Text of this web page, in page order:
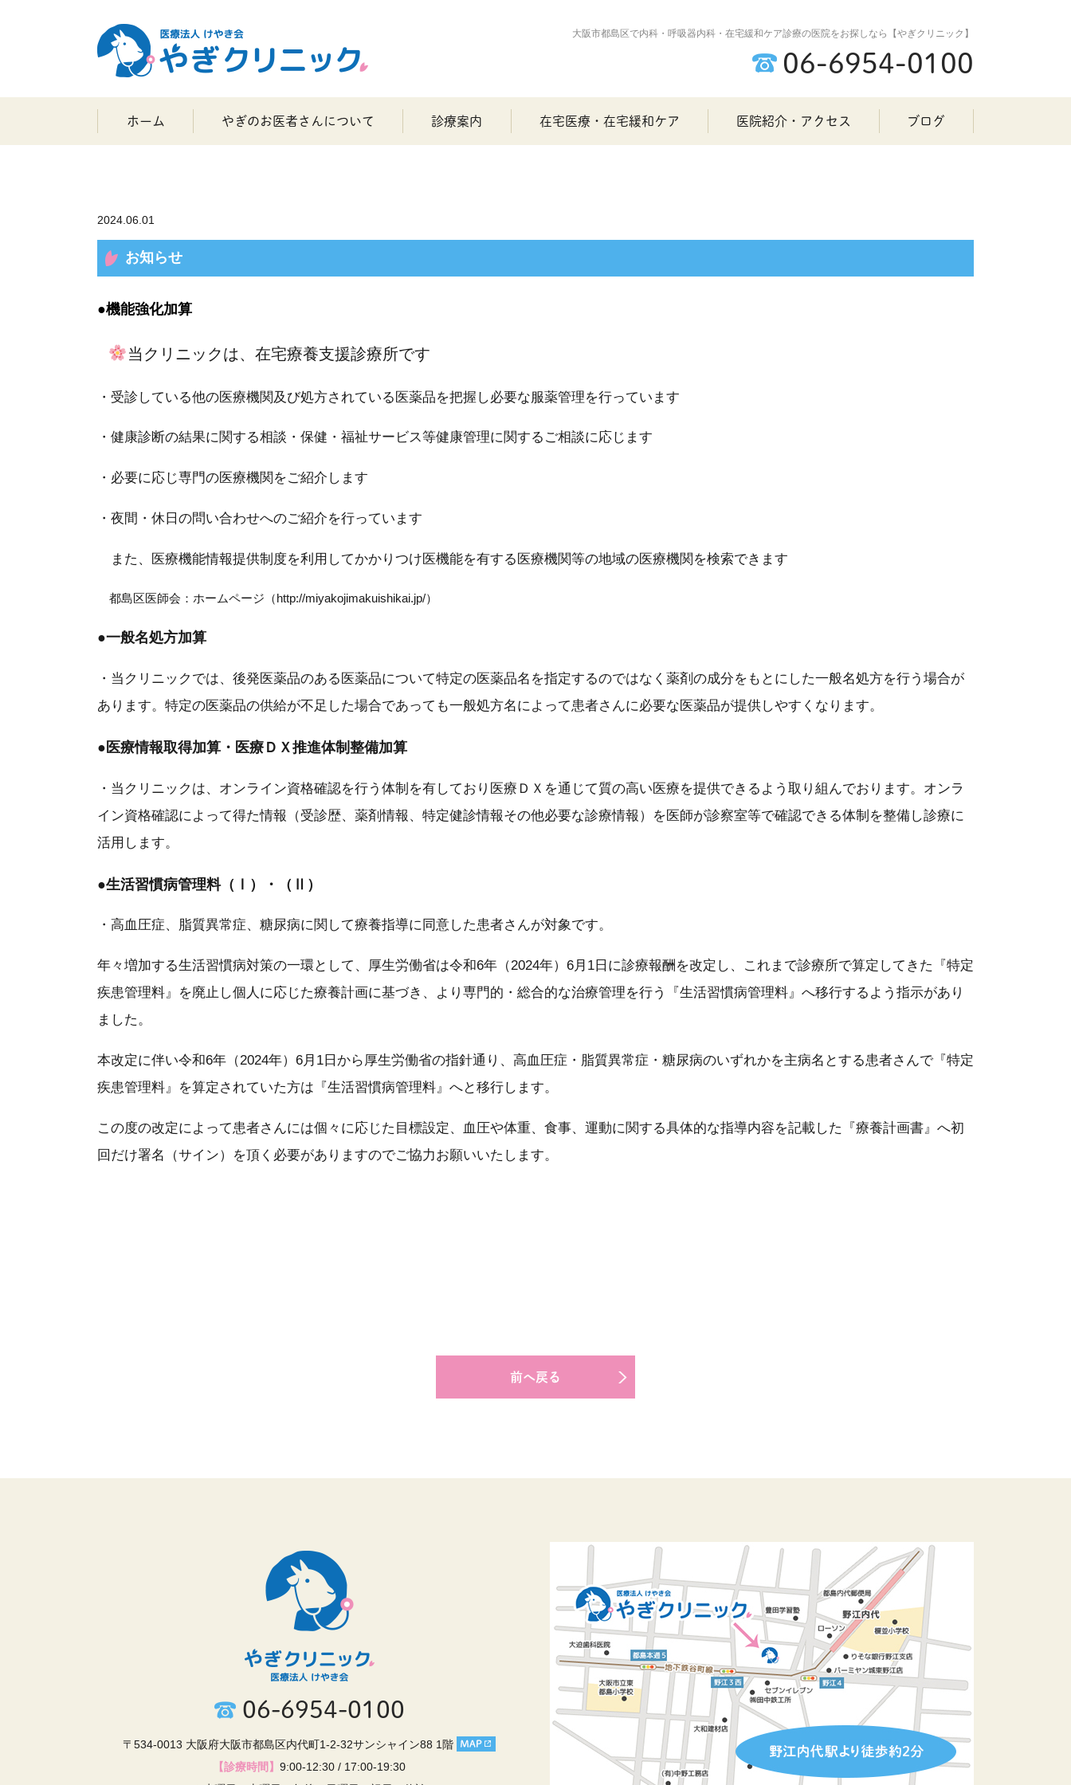
大阪市都島区で内科・呼吸器内科・在宅緩和ケア診療の医院をお探しなら【やぎクリニック】
06-6954-0100
ホーム やぎのお医者さんについて 診療案内 在宅医療・在宅緩和ケア 医院紹介・アクセス ブログ
2024.06.01
お知らせ
●機能強化加算
当クリニックは、在宅療養支援診療所です
・受診している他の医療機関及び処方されている医薬品を把握し必要な服薬管理を行っています
・健康診断の結果に関する相談・保健・福祉サービス等健康管理に関するご相談に応じます
・必要に応じ専門の医療機関をご紹介します
・夜間・休日の問い合わせへのご紹介を行っています
また、医療機能情報提供制度を利用してかかりつけ医機能を有する医療機関等の地域の医療機関を検索できます
都島区医師会：ホームページ（http://miyakojimakuishikai.jp/）
●一般名処方加算
・当クリニックでは、後発医薬品のある医薬品について特定の医薬品名を指定するのではなく薬剤の成分をもとにした一般名処方を行う場合が
あります。特定の医薬品の供給が不足した場合であっても一般処方名によって患者さんに必要な医薬品が提供しやすくなります。
● 医療情報取得加算・医療ＤＸ推進体制整備加算
・当クリニックは、オンライン資格確認を行う体制を有しており医療ＤＸを通じて質の高い医療を提供できるよう取り組んでおります。オンラ
イン資格確認によって得た情報（受診歴、薬剤情報、特定健診情報その他必要な診療情報）を医師が診察室等で確認できる体制を整備し診療に
活用します。
●生活習慣病管理料（Ⅰ）・（Ⅱ）
・高血圧症、脂質異常症、糖尿病に関して療養指導に同意した患者さんが対象です。
年々増加する生活習慣病対策の一環として、厚生労働省は令和6年（2024年）6月1日に診療報酬を改定し、これまで診療所で算定してきた『特定
疾患管理料』を廃止し個人に応じた療養計画に基づき、より専門的・総合的な治療管理を行う『生活習慣病管理料』へ移行するよう指示があり
ました。
本改定に伴い令和6年（2024年）6月1日から厚生労働省の指針通り、高血圧症・脂質異常症・糖尿病のいずれかを主病名とする患者さんで『特定
疾患管理料』を算定されていた方は『生活習慣病管理料』へと移行します。
この度の改定によって患者さんには個々に応じた目標設定、血圧や体重、食事、運動に関する具体的な指導内容を記載した『療養計画書』へ初
回だけ署名（サイン）を頂く必要がありますのでご協力お願いいたします。
前へ戻る
06-6954-0100
〒534-0013 大阪府大阪市都島区内代町1-2-32サンシャイン88 1階
【診療時間】9:00-12:30 / 17:00-19:30